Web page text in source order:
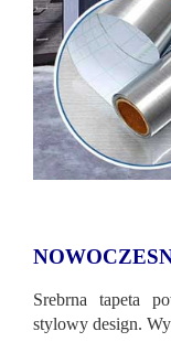
Srebrna tapeta
stylowy design.